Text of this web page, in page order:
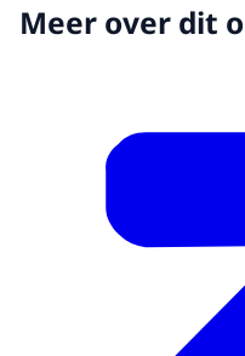
Meer over dit